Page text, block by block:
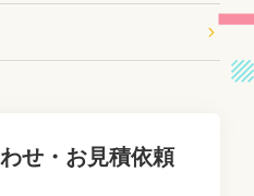
せ・お見積依頼